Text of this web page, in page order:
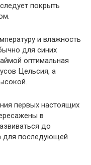
покрыть
и влажность
для синих
оптимальная
Цельсия, а
первых настоящих
в
до
для последующей